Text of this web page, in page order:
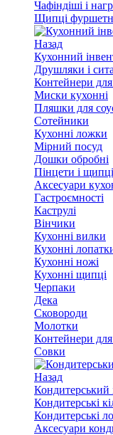
Чафіндіші і
Щипці
Назад
Кухонний
Друшляки і сита
Контейнери для
Миски кухонні
Пляшки для
Сотейники
Кухонні ложки
Мірний посуд
Дошки обробні
Пінцети і щипці
Аксесуари
Гастроємності
Каструлі
Вінчики
Кухонні вилки
Кухонні
Кухонні ножі
Кухонні щипці
Черпаки
Дека
Сковороди
Молотки
Контейнери для
Совки
Назад
Кондитерський
Кондитерські
Кондитерські
Аксесуари